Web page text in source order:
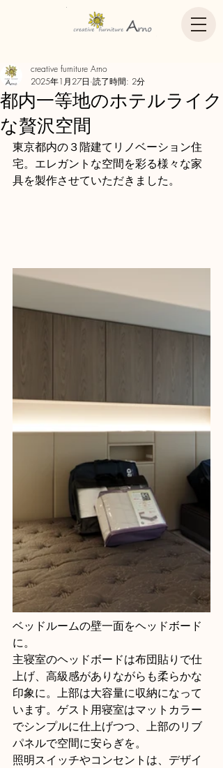
都内一等地のホテルライク
な贅沢空間
creative furniture Arno
2025年1月27日 読了時間: 2分
東京都内の３階建てリノベーション住
宅。エレガントな空間を彩る様々な家
具を製作させていただきました。
ベッドルームの壁一面をヘッドボード
に。
主寝室のヘッドボードは布団貼りで仕
上げ、高級感がありながらも柔らかな
印象に。上部は大容量に収納になって
います。ゲスト用寝室はマットカラー
でシンプルに仕上げつつ、上部のリブ
パネルで空間に安らぎを。
照明スイッチやコンセントは、デザイ